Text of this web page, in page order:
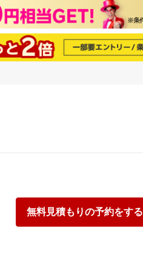
無料見積もりの予約をする